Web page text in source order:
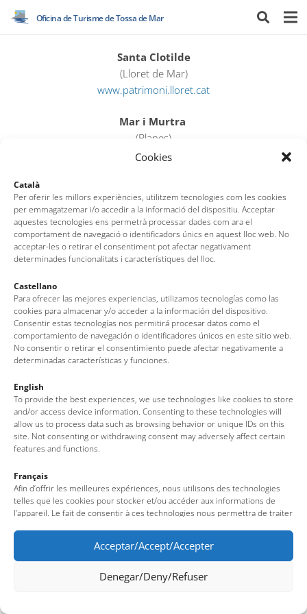
Cookies
Català
Per oferir les millors experiències, utilitzem tecnologies com les cookies
per emmagatzemar i/o accedir a la informació del dispositiu. Acceptar
aquestes tecnologies ens permetrà processar dades com ara el
comportament de navegació o identificadors únics en aquest lloc web. No
acceptar-les o retirar el consentiment pot afectar negativament
determinades funcionalitats i característiques del lloc.
Castellano
Para ofrecer las mejores experiencias, utilizamos tecnologías como las
cookies para almacenar y/o acceder a la información del dispositivo.
Consentir estas tecnologías nos permitirá procesar datos como el
comportamiento de navegación o identificadores únicos en este sitio web.
No consentir o retirar el consentimiento puede afectar negativamente a
determinadas características y funciones.
English
To provide the best experiences, we use technologies like cookies to store
and/or access device information. Consenting to these technologies will
allow us to process data such as browsing behavior or unique IDs on this
site. Not consenting or withdrawing consent may adversely affect certain
features and functions.
Français
Afin d’offrir les meilleures expériences, nous utilisons des technologies
telles que les cookies pour stocker et/ou accéder aux informations de
l’appareil. Le fait de consentir à ces technologies nous permettra de traiter
uniques sur ce site. Le fait de ne pas consentir ou de retirer son
consentement peut avoir un effet négatif sur certaines fonctionnalités et
caractéristiques du site.
Acceptar/Accept/Accepter
Denegar/Deny/Refuser
Oficina de Turisme de Tossa de Mar
Santa Clotilde
(Lloret de Mar)
www.patrimoni.lloret.cat
Mar i Murtra
(Blanes)
www.marimurtra.cat
Oficina de Turisme de Tossa de Mar
Av. del Pelegrí, 25 – Edifici La Nau · 17320 – Tossa de Mar
(Girona – Costa Brava)
Nota legal